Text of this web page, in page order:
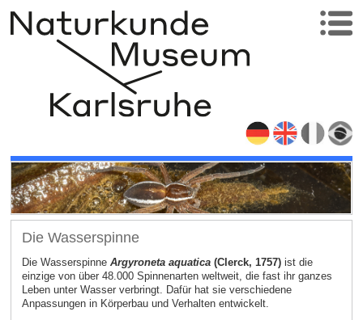
Die Wasserspinne
Die Wasserspinne Argyroneta aquatica(Clerck, 1757)ist die
einzige von über 48.000 Spinnenarten weltweit, die fast ihr ganzes
Leben unter Wasser verbringt. Dafür hat sie verschiedene
Anpassungen in Körperbau und Verhalten entwickelt.